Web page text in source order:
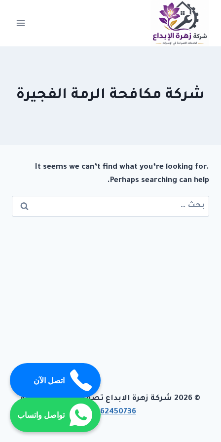
التجاوز
المحتوى
شركة مكافحة الرمة الفجيرة
It seems we can’t find what you’re looking for.
Perhaps searching can help.
البحث
عن:
© 2026 شركة زهرة الابداع تصميم وبرمجة تيفاجو
01062450736
اتصل الآن
تواصل واتساب